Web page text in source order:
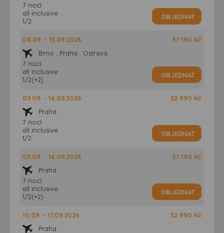
7 nocí
all inclusive
1/2
OBJEDNAT
08.09. - 15.09.2026
Brno , Praha , Ostrava
7 nocí
all inclusive
1/2(+2)
37 190 Kč
OBJEDNAT
09.09. - 16.09.2026
Praha
7 nocí
all inclusive
1/2
32 990 Kč
OBJEDNAT
09.09. - 16.09.2026
Praha
7 nocí
all inclusive
1/2(+2)
37 190 Kč
OBJEDNAT
10.09. - 17.09.2026
Praha
32 990 Kč